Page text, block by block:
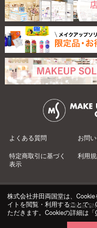
よくある質問 お問
特定商取引に基づく
表示
利用
Official
株式会社井田両国堂は、
イトを閲覧・利用することで
ただきます。Cookieの詳細は「